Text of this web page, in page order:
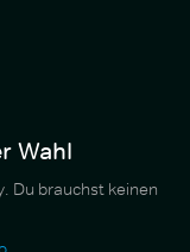
Wahl
Du brauchst keinen